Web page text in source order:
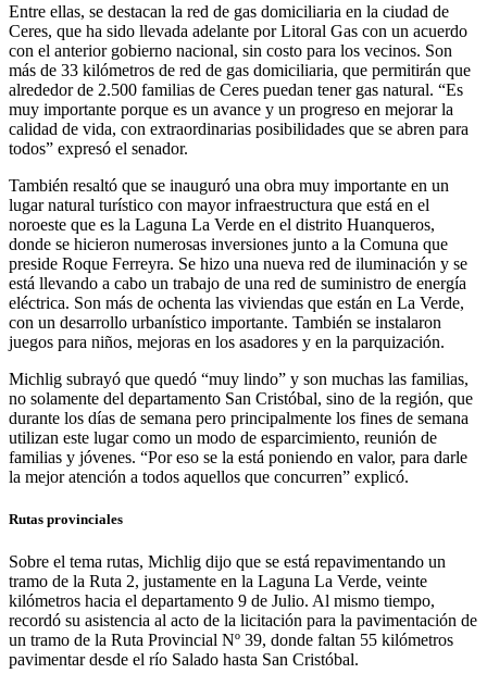
Entre ellas, se destacan la red de gas domiciliaria en la ciudad de
Ceres, que ha sido llevada adelante por Litoral Gas con un acuerdo
con el anterior gobierno nacional, sin costo para los vecinos. Son
más de 33 kilómetros de red de gas domiciliaria, que permitirán que
alrededor de 2.500 familias de Ceres puedan tener gas natural. “Es
muy importante porque es un avance y un progreso en mejorar la
calidad de vida, con extraordinarias posibilidades que se abren para
todos” expresó el senador.
También resaltó que se inauguró una obra muy importante en un
lugar natural turístico con mayor infraestructura que está en el
noroeste que es la Laguna La Verde en el distrito Huanqueros,
donde se hicieron numerosas inversiones junto a la Comuna que
preside Roque Ferreyra. Se hizo una nueva red de iluminación y se
está llevando a cabo un trabajo de una red de suministro de energía
eléctrica. Son más de ochenta las viviendas que están en La Verde,
con un desarrollo urbanístico importante. También se instalaron
juegos para niños, mejoras en los asadores y en la parquización.
Michlig subrayó que quedó “muy lindo” y son muchas las familias,
no solamente del departamento San Cristóbal, sino de la región, que
durante los días de semana pero principalmente los fines de semana
utilizan este lugar como un modo de esparcimiento, reunión de
familias y jóvenes. “Por eso se la está poniendo en valor, para darle
la mejor atención a todos aquellos que concurren” explicó.
Rutas provinciales
Sobre el tema rutas, Michlig dijo que se está repavimentando un
tramo de la Ruta 2, justamente en la Laguna La Verde, veinte
kilómetros hacia el departamento 9 de Julio. Al mismo tiempo,
recordó su asistencia al acto de la licitación para la pavimentación de
un tramo de la Ruta Provincial Nº 39, donde faltan 55 kilómetros
pavimentar desde el río Salado hasta San Cristóbal.